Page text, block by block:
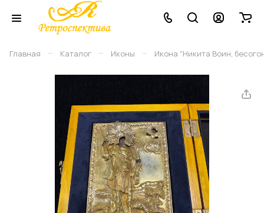
Главная – Каталог – Иконы – Икона "Никита Воин,